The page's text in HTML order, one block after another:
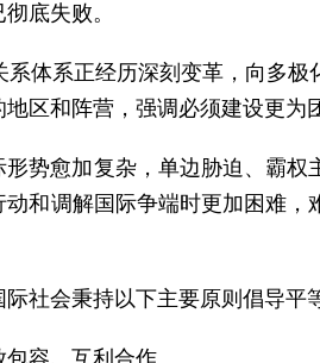
底失败。
系体系正经历深刻变革，向多
区和阵营，强调必须建设更
形势愈加复杂，单边胁迫、霸
和调解国际争端时更加困难
社会秉持以下主要原则倡导
包容、互利合作